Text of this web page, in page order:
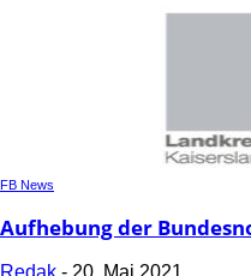
FB News
Aufhebung der
Redak - 20. Mai 2021